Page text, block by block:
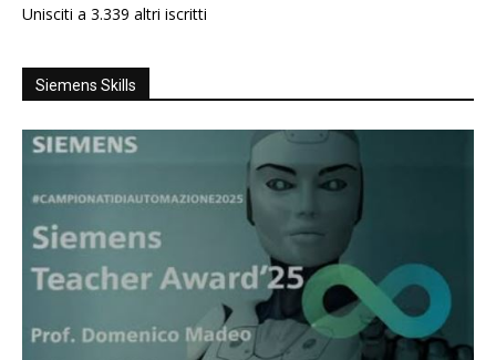
Unisciti a 3.339 altri iscritti
Siemens Skills